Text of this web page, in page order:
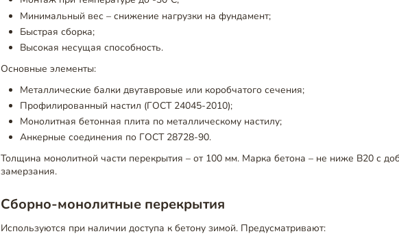
Минимальный вес – снижение нагрузки на фундамент;
Быстрая сборка;
Высокая несущая способность.
Основные элементы:
Металлические балки двутавровые или коробчатого сечения;
Профилированный настил (ГОСТ 24045-2010);
Монолитная бетонная плита по металлическому настилу;
Анкерные соединения по ГОСТ 28728-90.
Толщина монолитной части перекрытия – от 100 мм. Марка бетона – не ниже В20 с
замерзания.
Сборно-монолитные перекрытия
Используются при наличии доступа к бетону зимой. Предусматривают: